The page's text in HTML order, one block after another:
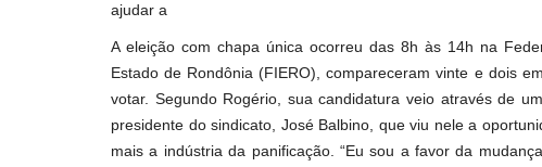
ajudar a
A eleição com chapa única ocorreu das 8h às 14h na
Estado de Rondônia (FIERO), compareceram vinte e dois
votar. Segundo Rogério, sua candidatura veio através de
presidente do sindicato, José Balbino, que viu nele a
mais a indústria da panificação. “Eu sou a favor da